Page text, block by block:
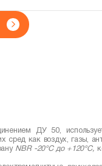
ДУ 50,
сред как воздух, газы,
NBR-20°С до +120°С,